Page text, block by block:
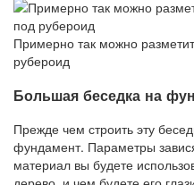
Примерно так можно
рубероид
Большая беседка на
Прежде чем строить эту
фундамент. Параметры
материал вы будете